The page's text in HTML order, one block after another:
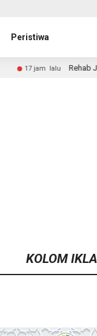
Peristiwa
Rehab Jembatan TMMD
KOLOM